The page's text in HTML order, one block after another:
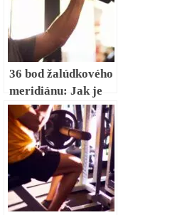
36 bod žalúdkového
meridiánu: Jak je
aktivovat a
harmonizovat